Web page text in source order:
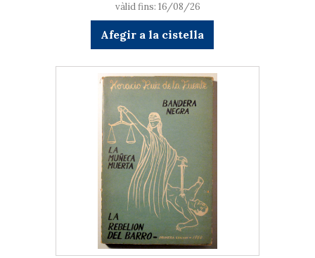
vàlid fins: 16/08/26
Afegir a la cistella